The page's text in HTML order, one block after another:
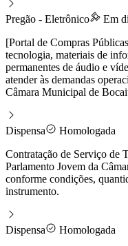
Pregão - Eletrônico
Em
[Portal de Compras
tecnologia, materiais de
permanentes de áudio e
atender às demandas
Câmara Municipal de
Dispensa
Homologada
Contratação de Serviço de
Parlamento Jovem da
conforme condições,
instrumento.
Dispensa
Homologada